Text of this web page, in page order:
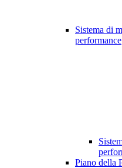
Sistema di
performance
Piano della